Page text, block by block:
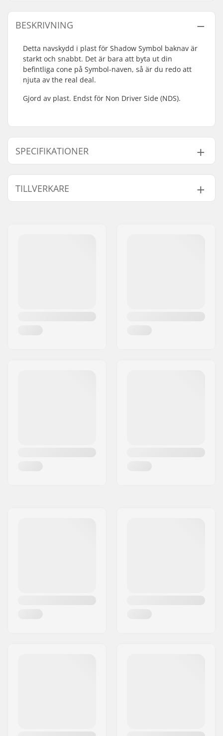
BESKRIVNING
Detta navskydd i plast för Shadow Symbol baknav är
starkt och snabbt. Det är bara att byta ut din
befintliga cone på Symbol-naven, så är du redo att
njuta av the real deal.
Gjord av plast. Endst för Non Driver Side (NDS).
SPECIFIKATIONER
Axel diameter:
14mm
Driver sida:
Vikt:
39g
TILLVERKARE